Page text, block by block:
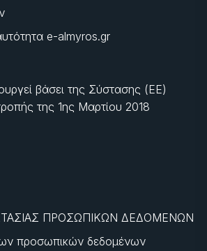
e-almyros.gr
βάσει της Σύστασης (ΕΕ)
της 1ης Μαρτίου 2018
ΠΡΟΣΩΠΙΚΩΝ ΔΕΔΟΜΕΝΩΝ
προσωπικών δεδομένων